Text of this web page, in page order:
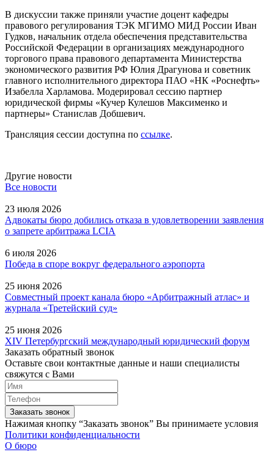
В дискуссии также приняли участие доцент кафедры
правового регулирования ТЭК МГИМО МИД России Иван
Гудков, начальник отдела обеспечения представительства
Российской Федерации в организациях международного
торгового права правового департамента Министерства
экономического развития РФ Юлия Драгунова и советник
главного исполнительного директора ПАО «НК «Роснефть»
Изабелла Харламова. Модерировал сессию партнер
юридической фирмы «Кучер Кулешов Максименко и
партнеры» Станислав Добшевич.
Трансляция сессии доступна по ссылке.
Другие новости
Все новости
23 июля 2026
Адвокаты бюро добились отказа в удовлетворении заявления
о запрете арбитража LCIA
6 июля 2026
Победа в споре вокруг федерального аэропорта
25 июня 2026
Совместный проект канала бюро «Арбитражный атлас» и
журнала «Третейский суд»
25 июня 2026
XIV Петербургский международный юридический форум
Заказать обратный звонок
Оставьте свои контактные данные и наши специалисты
свяжутся с Вами
Заказать звонок
Нажимая кнопку “Заказать звонок” Вы принимаете условия
Политики конфиденциальности
О бюро